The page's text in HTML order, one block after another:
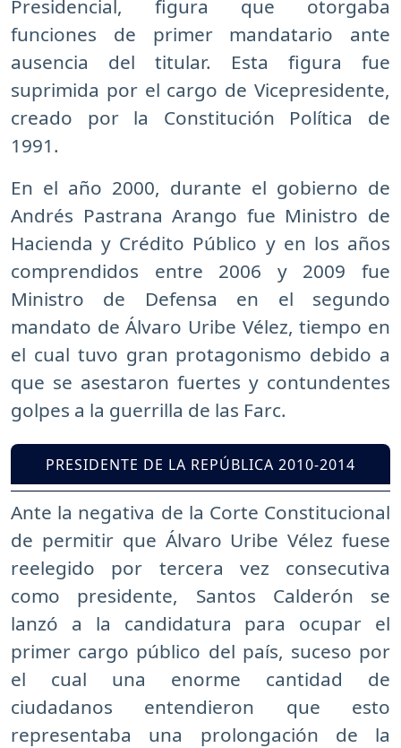
Presidencial, figura que otorgaba
funciones de primer mandatario ante
ausencia del titular. Esta figura fue
suprimida por el cargo de Vicepresidente,
creado por la Constitución Política de
1991.
En el año 2000, durante el gobierno de
Andrés Pastrana Arango fue Ministro de
Hacienda y Crédito Público y en los años
comprendidos entre 2006 y 2009 fue
Ministro de Defensa en el segundo
mandato de Álvaro Uribe Vélez, tiempo en
el cual tuvo gran protagonismo debido a
que se asestaron fuertes y contundentes
golpes a la guerrilla de las Farc.
PRESIDENTE DE LA REPÚBLICA 2010-2014
Ante la negativa de la Corte Constitucional
de permitir que Álvaro Uribe Vélez fuese
reelegido por tercera vez consecutiva
como presidente, Santos Calderón se
lanzó a la candidatura para ocupar el
primer cargo público del país, suceso por
el cual una enorme cantidad de
ciudadanos entendieron que esto
representaba una prolongación de la